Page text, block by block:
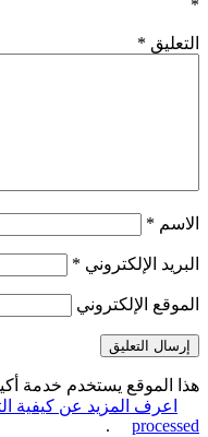
*
*
الإلكتروني *
الإلكتروني
يستخدم خدمة
المزيد عن كيفية
.